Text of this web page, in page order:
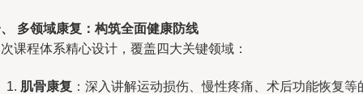
多领域康复：构筑全面健康防线
课程体系精心设计，覆盖四大关键领域：
肌骨康复 ：深入讲解运动损伤、慢性疼痛、术后功能恢复等